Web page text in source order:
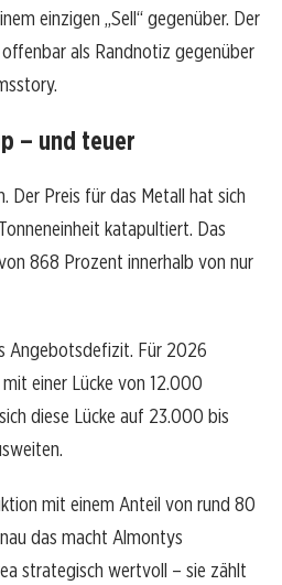
einzigen „Sell“ gegenüber. Der
als Randnotiz gegenüber
– und teuer
Der Preis für das Metall hat sich
katapultiert. Das
868 Prozent innerhalb von nur
Angebotsdefizit. Für 2026
einer Lücke von 12.000
diese Lücke auf 23.000 bis
mit einem Anteil von rund 80
das macht Almontys
strategisch wertvoll – sie zählt